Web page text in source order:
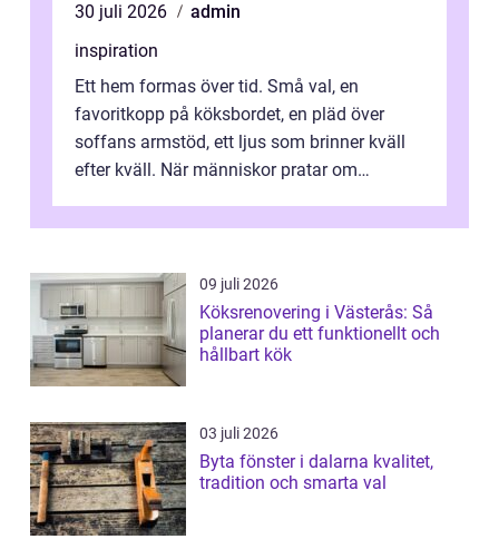
30 juli 2026
admin
inspiration
Ett hem formas över tid. Små val, en
favoritkopp på köksbordet, en pläd över
soffans armstöd, ett ljus som brinner kväll
efter kväll. När människor pratar om
fä...
09 juli 2026
Köksrenovering i Västerås: Så
planerar du ett funktionellt och
hållbart kök
03 juli 2026
Byta fönster i dalarna kvalitet,
tradition och smarta val